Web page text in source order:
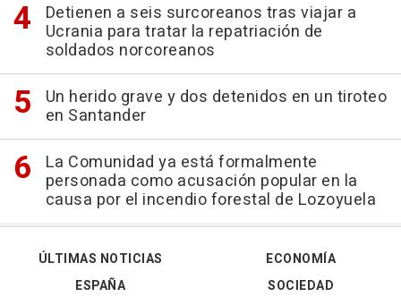
Detienen a seis surcoreanos tras viajar a
Ucrania para tratar la repatriación de
soldados norcoreanos
Un herido grave y dos detenidos en un tiroteo
en Santander
La Comunidad ya está formalmente
personada como acusación popular en la
causa por el incendio forestal de Lozoyuela
ÚLTIMAS NOTICIAS
ESPAÑA
ECONOMÍA
SOCIEDAD